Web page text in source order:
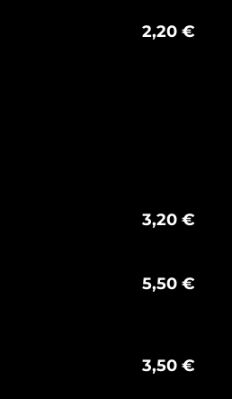
2,20 €
3,20 €
5,50 €
3,50 €